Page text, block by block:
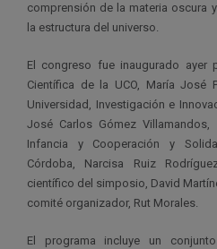
comprensión de la materia oscura
la estructura del universo.
El congreso fue inaugurado ayer
Científica de la UCO, María José
Universidad, Investigación e
José Carlos Gómez
Infancia y Cooperación y
Córdoba, Narcisa Ruiz
científico del simposio, David
comité organizador, Rut Morales.
El programa incluye un